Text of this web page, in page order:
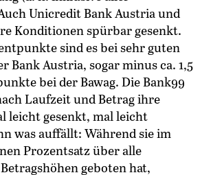
Unicredit Bank Austria und
Konditionen spürbar gesenkt.
sind es bei sehr guten
Bank Austria, sogar minus ca. 1,5
bei der Bawag. Die Bank99
Laufzeit und Betrag ihre
leicht gesenkt, mal leicht
was auffällt: Während sie im
Prozentsatz über alle
geboten hat,